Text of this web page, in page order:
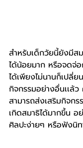
สำหรับเด็กวัยนี้ยังมีส
ได้น้อยมาก หรือจดจ่
ได้เพียงไม่นานก็เปลี่ย
กิจกรรมอย่างอื่นเเล้
สามารถส่งเสริมกิจก
เกิดสมาธิได้มากขึ้น อ
ศิลปะง่ายๆ หรือฟังนิ